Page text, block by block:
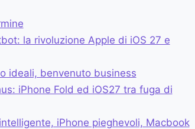
la rivoluzione Apple di iOS 27 e
ideali, benvenuto business
iPhone Fold ed iOS27 tra fuga di
iPhone pieghevoli, Macbook